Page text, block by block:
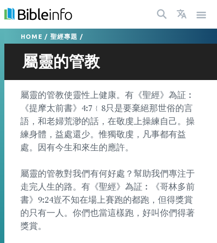
HOME / 聖經專題 /
屬靈的管教
屬靈的管教使靈性上健康。有《聖經》為証︰
《提摩太前書》4:7﹛8只是要棄絕那世俗的言
語，和老婦荒渺的話，在敬虔上操練自己。操
練身體，益處還少。惟獨敬虔，凡事都有益
處。因有今生和來生的應許。
屬靈的管教對我們有何好處？幫助我們專注于
走完人生的路。有《聖經》為証︰《哥林多前
書》9:24豈不知在場上賽跑的都跑，但得獎賞
的只有一人。你們也當這樣跑，好叫你們得著
獎賞。